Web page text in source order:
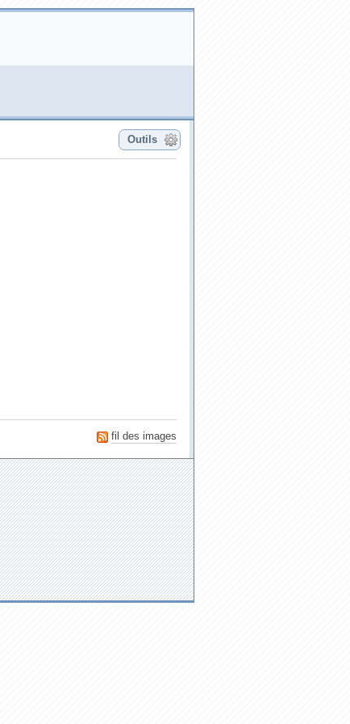
Outils
fil des images